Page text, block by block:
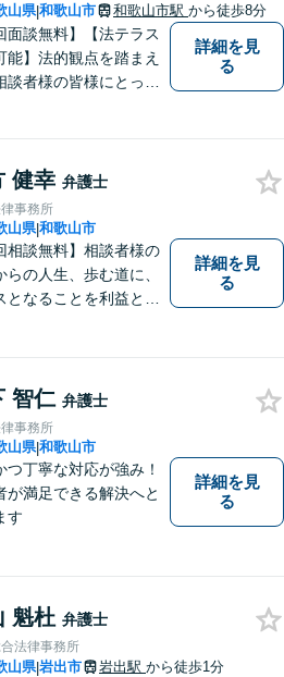
山県|和歌山市 和歌山市駅 から徒歩8分
面談無料】【法テラス
能】法的観点を踏まえ
談者様の皆様にとって
／夜間／応相談】お悩
ございましたら、お気
相談下さい。
詳細を見
る
健幸 弁護士
事務所
山県|和歌山市
相談無料】相談者様の
らの人生、歩む道に、
となることを利益と考
いただくこともありま
詳細を見
る
智仁 弁護士
事務所
山県|和歌山市
つ丁寧な対応が強み！
が満足できる解決へと
す
詳細を見
る
魁杜 弁護士
法律事務所
山県|岩出市 岩出駅 から徒歩1分